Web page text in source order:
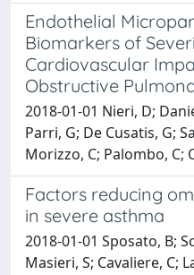
Endothelial
Biomarkers of
Cardiovascular
Obstructive
2018-01-01 Nieri, D;
Parri, G; De Cusatis, G;
Morizzo, C; Palombo, C;
Factors reducing
in severe asthma
2018-01-01 Sposato, B;
Masieri, S; Cavaliere, C;